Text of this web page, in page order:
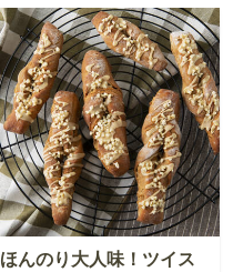
ほんのり大人味！ツイス